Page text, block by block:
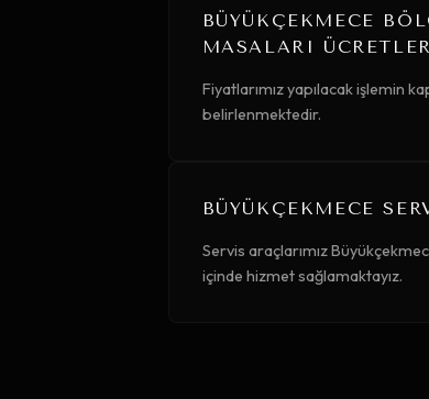
BÜYÜKÇEKMECE
MASALARI
Fiyatlarımız yapılacak işlemin
belirlenmektedir.
BÜYÜKÇEKMECE
Servis araçlarımız
içinde hizmet sağlamaktayız.